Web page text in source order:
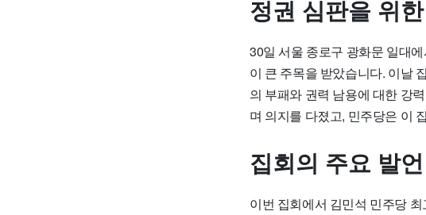
정권 심판을 위
30일 서울 종로구 광화문 일대
이 큰 주목을 받았습니다. 이날
의 부패와 권력 남용에 대한 강
며 의지를 다졌고, 민주당은 이
집회의 주요 발
이번 집회에서 김민석 민주당